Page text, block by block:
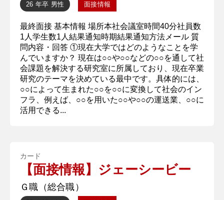
26 年卒 男性 面接情報
最終面接 基本情報 場所本社会議室時間40分社員数
1人学生数1人結果通知時期結果通知方法メール 質
問内容・回答 ①現在大学ではどのようなことを学
んでいますか？ 現在は○○や○○などの○○を通して社
会課題を解決する研究室に所属しており、現在卒業
研究のテーマを決めている最中です。具体的には、
○○によって生まれた○○を○○に変換して社会のイン
フラ、例えば、○○を用いた○○や○○の運送業、○○に
活用できる...
カード
【面接情報】ジェーシービー
Ｇ職（総合職）